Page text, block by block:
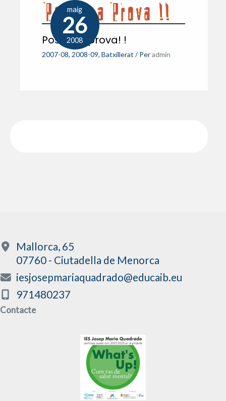
maig
26
2008
Posa’ t a prova! !
2007-08, 2008-09, Batxillerat / Per admin
Mallorca, 65
07760 - Ciutadella de Menorca
iesjosepmariaquadrado@educaib.eu
971480237
Contacte